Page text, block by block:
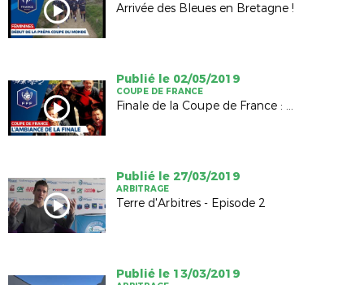
Arrivée des Bleues en Bretagne !
Publié le 02/05/2019
COUPE DE FRANCE
Finale de la Coupe de France : Ambiance !
Publié le 27/03/2019
ARBITRAGE
Terre d'Arbitres - Episode 2
Publié le 13/03/2019